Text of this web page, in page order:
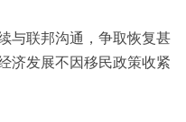
与联邦沟通，争取恢复甚
济发展不因移民政策收紧